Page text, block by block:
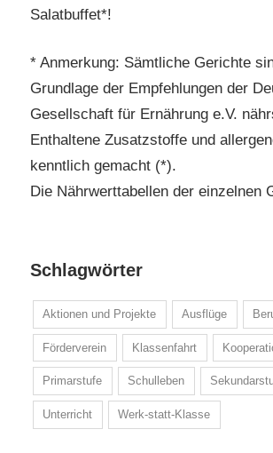
Salatbuffet*!
* Anmerkung: Sämtliche Gerichte
Grundlage der Empfehlungen der
Gesellschaft für Ernährung e.V.
Enthaltene Zusatzstoffe und
kenntlich gemacht (*).
Die Nährwerttabellen der einzelnen
Schlagwörter
Aktionen und Projekte Ausflüge
Förderverein Klassenfahrt
Primarstufe Schulleben
Unterricht Werk-statt-Klasse